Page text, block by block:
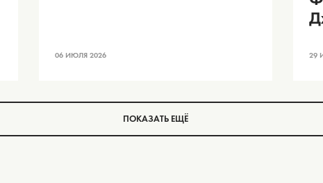
06 ИЮЛЯ 2026 29
ПОКАЗАТЬ ЕЩЁ